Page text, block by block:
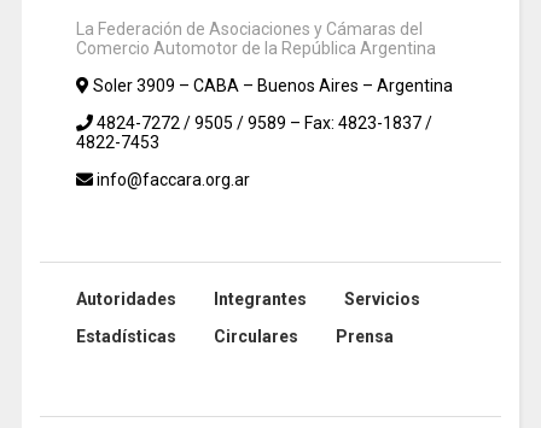
La Federación de Asociaciones y Cámaras del
Comercio Automotor de la República Argentina
Soler 3909 – CABA – Buenos Aires – Argentina
4824-7272 / 9505 / 9589 – Fax: 4823-1837 /
4822-7453
info@faccara.org.ar
Autoridades Integrantes
Servicios
Estadísticas
Circulares Prensa